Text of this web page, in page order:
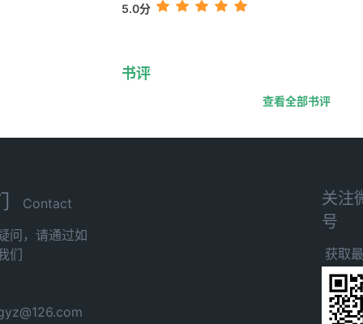
5.0分
书评
查看全部书评
Contact
问，请通过如
们
关注
号
获取